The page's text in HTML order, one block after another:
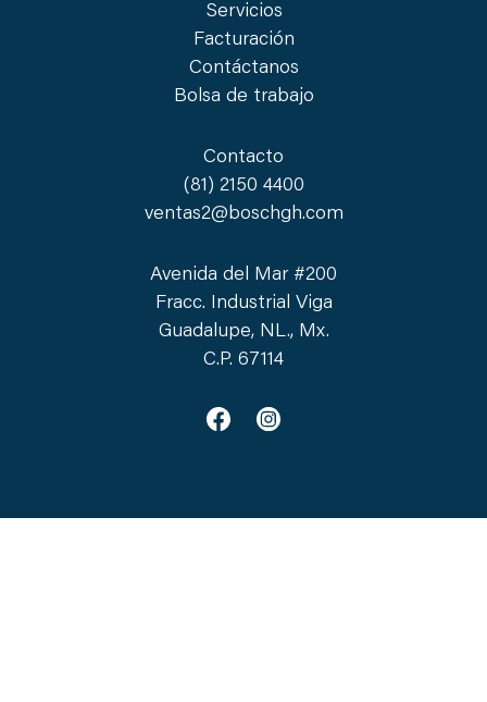
Servicios
Facturación
Contáctanos
Bolsa de trabajo
Contacto
(81) 2150 4400
ventas2@boschgh.com
Avenida del Mar #200
Fracc. Industrial Viga
Guadalupe, NL., Mx.
C.P. 67114